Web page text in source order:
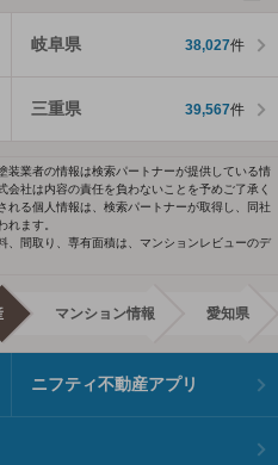
岐阜県 38,027件
三重県 39,567件
装業者の情報は検索パートナーが提供している情
社は内容の責任を負わないことを予めご了承く
れる個人情報は、検索パートナーが取得し、同社
ます。
、間取り、専有面積は、マンションレビューのデ
マンション情報 愛知県
ニフティ不動産アプリ